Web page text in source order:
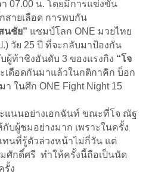
า 07.00 น. โดยมีการแข่งขัน
สายเลือด การพบกัน
นชัย” แชมป์โลก ONE มวยไทย
.) วัย 25 ปี ที่จะกลับมาป้องกัน
ผู้ท้าชิงอันดับ 3 ของแรงกิง “โจ
เดือดกันมาแล้วในกติกาคิก บ็อก
ในศึก ONE Fight Night 15
แนนอย่างเอกฉันท์ ขณะที่โจ ณัฐ
บผู้ชมอย่างมาก เพราะในครั้ง
นที่รู้ตัวล่วงหน้าไม่กี่วัน แต่
ศักดิ์ศรี ทำให้ครั้งนี้ถือเป็นนัด
รั้ง